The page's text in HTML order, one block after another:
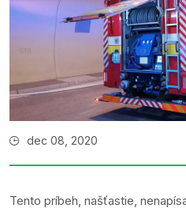
dec 08, 2020
Tento príbeh, našťastie,